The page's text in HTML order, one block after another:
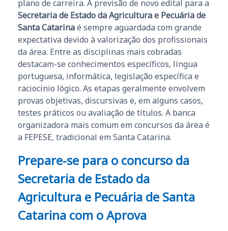
plano de carreira. A previsão de novo edital para a
Secretaria de Estado da Agricultura e Pecuária de
Santa Catarinaé sempre aguardada com grande
expectativa devido à valorização dos profissionais
da área. Entre as disciplinas mais cobradas
destacam-se conhecimentos específicos, língua
portuguesa, informática, legislação específica e
raciocínio lógico. As etapas geralmente envolvem
provas objetivas, discursivas e, em alguns casos,
testes práticos ou avaliação de títulos. A banca
organizadora mais comum em concursos da área é
a FEPESE, tradicional em Santa Catarina.
Prepare-se para o concurso da
Secretaria de Estado da
Agricultura e Pecuária de Santa
Catarina com o Aprova